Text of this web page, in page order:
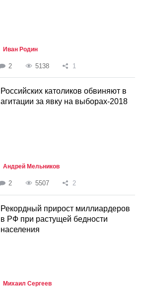
Иван Родин
2 5138 1
Российских католиков обвиняют в
агитации за явку на выборах-2018
Андрей Мельников
2 5507 2
Рекордный прирост миллиардеров
в РФ при растущей бедности
населения
Михаил Сергеев